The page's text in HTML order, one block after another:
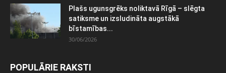
Plašs ugunsgrēks noliktavā Rīgā – slēgta
satiksme un izsludināta augstākā
bīstamības...
30/06/2026
POPULĀRIE RAKSTI